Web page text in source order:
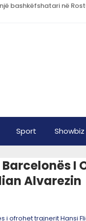
bashkëfshatari në
Sport Showbiz
Alvarezin